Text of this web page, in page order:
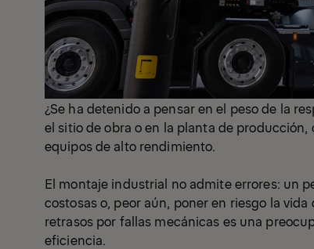
¿Se ha detenido a pensar en el peso de la
el sitio de obra o en la planta de
equipos de alto rendimiento.
El montaje industrial no admite errores: un
costosas o, peor aún, poner en riesgo la
retrasos por fallas mecánicas es una
eficiencia.